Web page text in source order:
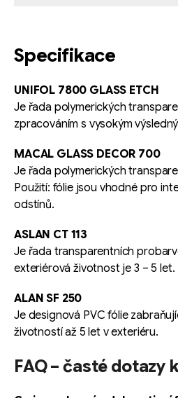
y
v
ý
p
i
s
u
Specifikace
UNIFOL 7800 GLASS ETCH
Je řada polymerických
zpracováním s vysokým
MACAL GLASS DECOR 700
Je řada polymerických
Použití: fólie jsou vhodné pro
odstínů.
ASLAN CT 113
Je řada transparentních
exteriérová životnost je 3 – 5 let.
ALAN SF 250
Je designová PVC fólie
životností až 5 let v exteriéru.
FAQ – časté